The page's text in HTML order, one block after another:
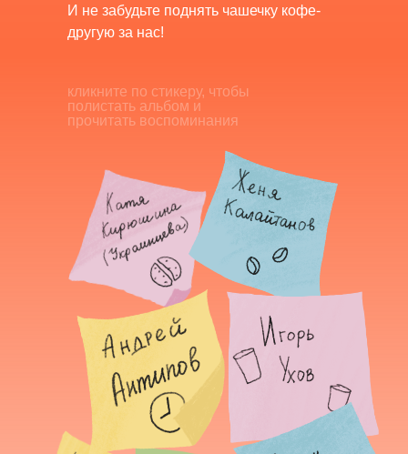
И не забудьте поднять чашечку кофе-
другую за нас!
кликните по стикеру, чтобы
полистать альбом и
прочитать воспоминания